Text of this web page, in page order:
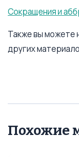
Сокращения и
Также вы можете
других
Похожие